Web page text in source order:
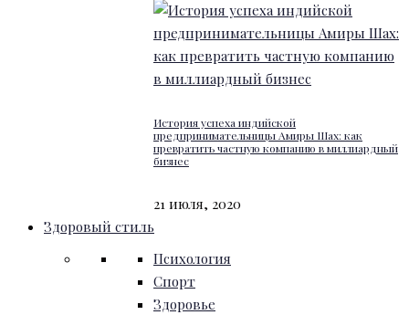
История успеха индийской
предпринимательницы Амиры Шах: как
превратить частную компанию в миллиардный
бизнес
21 июля, 2020
Здоровый стиль
Психология
Спорт
Здоровье